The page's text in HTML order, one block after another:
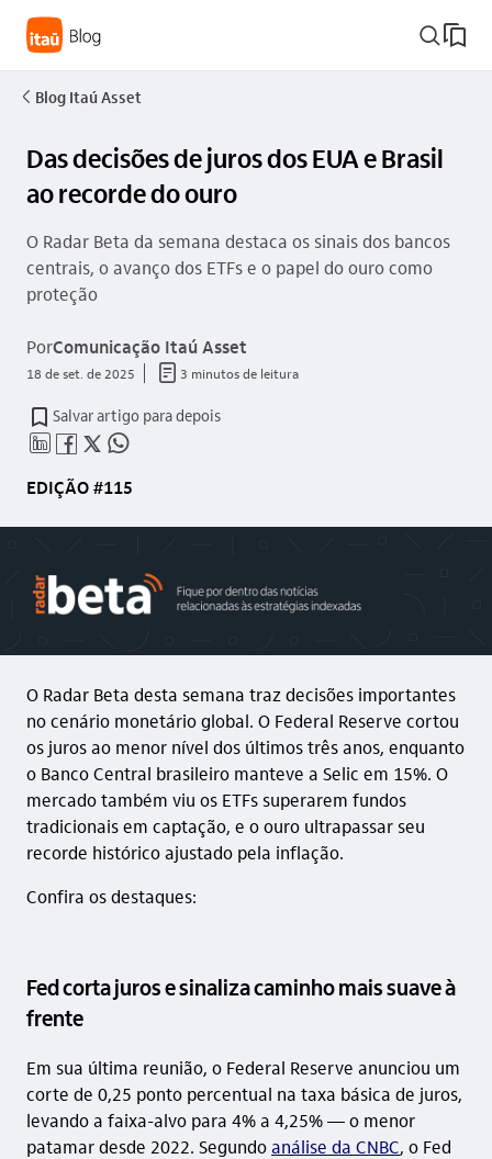
busca_outline
seta_esquerda Blog Itaú Asset
Das decisões de juros dos EUA e Brasil
ao recorde do ouro
O Radar Beta da semana destaca os sinais dos bancos
centrais, o avanço dos ETFs e o papel do ouro como
proteção
PorComunicação Itaú Asset
18 de set. de 2025 documento_outline 3 minutos de leitura
Salvar artigo para depois
linkedin_base facebook_outline twitter_outline whatsapp_outline
EDIÇÃO #115
O Radar Beta desta semana traz decisões importantes
no cenário monetário global. O Federal Reserve cortou
os juros ao menor nível dos últimos três anos, enquanto
o Banco Central brasileiro manteve a Selic em 15%. O
mercado também viu os ETFs superarem fundos
tradicionais em captação, e o ouro ultrapassar seu
recorde histórico ajustado pela inflação.
Confira os destaques:
Fed corta juros e sinaliza caminho mais suave à
frente
Em sua última reunião, o Federal Reserve anunciou um
corte de 0,25 ponto percentual na taxa básica de juros,
levando a faixa-alvo para 4% a 4,25% — o menor
patamar desde 2022. Segundoanálise da CNBC, o Fed